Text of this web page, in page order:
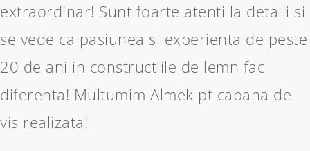
extraordinar! Sunt foarte atenti la detalii si
se vede ca pasiunea si experienta de peste
20 de ani in constructiile de lemn fac
diferenta! Multumim Almek pt cabana de
vis realizata!